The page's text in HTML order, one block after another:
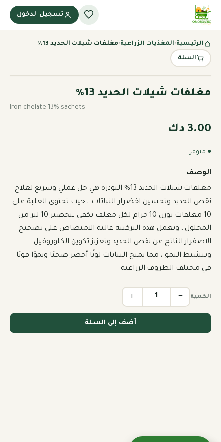
تسجيل الدخول
الرئيسية‹المغذيات الزراعية‹مغلفات شيلات الحديد 13%
السلة
مغلفات شيلات الحديد 13%
Iron chelate 13% sachets
3.00 دك
● متوفر
الوصف
في مختلف الظروف الزراعية
الكمية −
+
أضف إلى السلة